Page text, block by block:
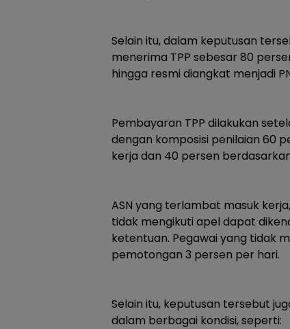
‎Selain itu, dalam keputusan
menerima TPP sebesar 80
hingga resmi diangkat menjadi
‎Pembayaran TPP dilakukan
dengan komposisi penilaian 60
kerja dan 40 persen
‎ASN yang terlambat masuk
tidak mengikuti apel dapat
ketentuan. Pegawai yang tidak
pemotongan 3 persen per hari.
‎Selain itu, keputusan tersebut
dalam berbagai kondisi, seperti: